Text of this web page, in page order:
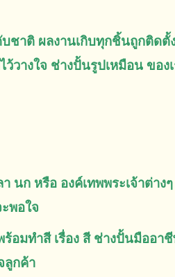
ชาติ ผลงานเกิบทุกชิ้นถูกติดตั้
วางใจ ช่างปั้นรูปเหมือน ของเ
ก หรือ องค์เทพพระเจ้าต่าง
พอใจ
ร้อมทำสี เรื่อง สี ช่างปั้นมืออา
ลูกค้า